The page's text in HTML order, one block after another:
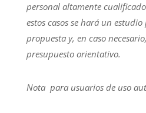
personal altamente
estos casos se hará un
propuesta y, en caso
presupuesto orientativo.
Nota para usuarios de uso